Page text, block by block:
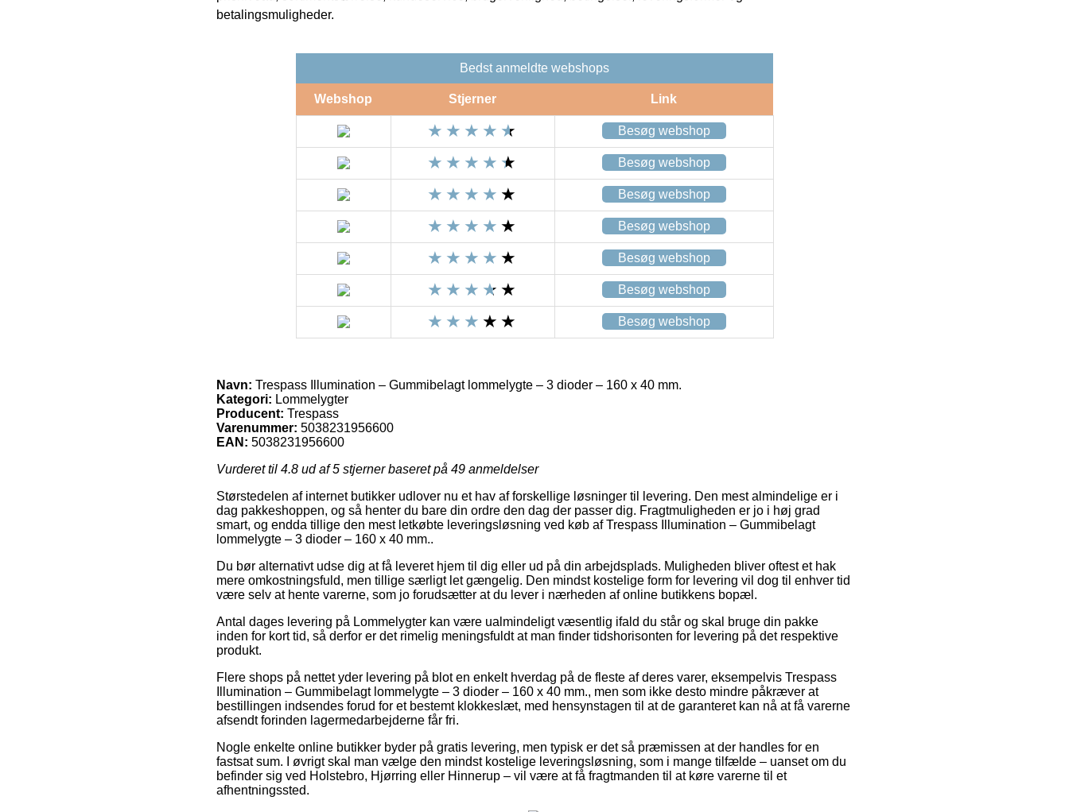
betalingsmuligheder.
Bedst anmeldte webshops
Webshop Stjerner Link
Besøg webshop
Besøg webshop
Besøg webshop
Besøg webshop
Besøg webshop
Besøg webshop
Besøg webshop
Navn: Trespass Illumination – Gummibelagt lommelygte – 3 dioder – 160 x 40 mm.
Kategori: Lommelygter
Producent: Trespass
Varenummer: 5038231956600
EAN: 5038231956600
Vurderet til 4.8 ud af 5 stjerner baseret på 49 anmeldelser
Størstedelen af internet butikker udlover nu et hav af forskellige løsninger til levering. Den mest almindelige er i
dag pakkeshoppen, og så henter du bare din ordre den dag der passer dig. Fragtmuligheden er jo i høj grad
smart, og endda tillige den mest letkøbte leveringsløsning ved køb af Trespass Illumination – Gummibelagt
lommelygte – 3 dioder – 160 x 40 mm..
Du bør alternativt udse dig at få leveret hjem til dig eller ud på din arbejdsplads. Muligheden bliver oftest et hak
mere omkostningsfuld, men tillige særligt let gængelig. Den mindst kostelige form for levering vil dog til enhver tid
være selv at hente varerne, som jo forudsætter at du lever i nærheden af online butikkens bopæl.
Antal dages levering på Lommelygter kan være ualmindeligt væsentlig ifald du står og skal bruge din pakke
inden for kort tid, så derfor er det rimelig meningsfuldt at man finder tidshorisonten for levering på det respektive
produkt.
Flere shops på nettet yder levering på blot en enkelt hverdag på de fleste af deres varer, eksempelvis Trespass
Illumination – Gummibelagt lommelygte – 3 dioder – 160 x 40 mm., men som ikke desto mindre påkræver at
bestillingen indsendes forud for et bestemt klokkeslæt, med hensynstagen til at de garanteret kan nå at få varerne
afsendt forinden lagermedarbejderne får fri.
Nogle enkelte online butikker byder på gratis levering, men typisk er det så præmissen at der handles for en
fastsat sum. I øvrigt skal man vælge den mindst kostelige leveringsløsning, som i mange tilfælde – uanset om du
befinder sig ved Holstebro, Hjørring eller Hinnerup – vil være at få fragtmanden til at køre varerne til et
afhentningssted.